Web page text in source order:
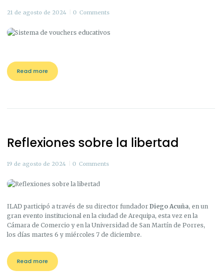
21 de agosto de 2024 0 Comments
Read more
Reflexiones sobre la libertad
19 de agosto de 2024 0 Comments
ILAD participó a través de su director fundador Diego Acuña, en un
gran evento institucional en la ciudad de Arequipa, esta vez en la
Cámara de Comercio y en la Universidad de San Martín de Porres,
los días martes 6 y miércoles 7 de diciembre.
Read more